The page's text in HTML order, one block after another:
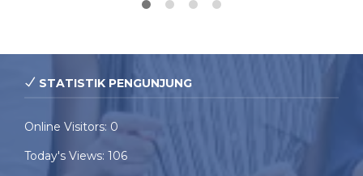
STATISTIK PENGUNJUNG
Online Visitors: 0
Today's Views: 106